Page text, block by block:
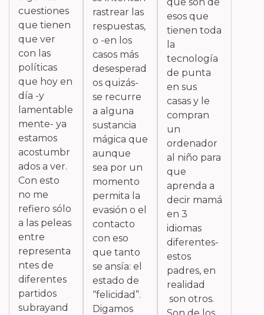
cuestiones
que tienen
que ver
con las
políticas
que hoy en
día -y
lamentable
mente- ya
estamos
acostumbr
ados a ver.
Con esto
no me
refiero sólo
a las peleas
entre
representa
ntes de
diferentes
partidos
subrayand
rastrear las
respuestas,
o -en los
casos más
desesperad
os quizás-
se recurre
a alguna
sustancia
mágica que
aunque
sea por un
momento
permita la
evasión o el
contacto
con eso
que tanto
se ansía: el
estado de
“felicidad”.
Digamos
esos que
tienen toda
la
tecnología
de punta
en sus
casas y le
compran
un
ordenador
al niño para
que
aprenda a
decir mamá
en 3
idiomas
diferentes-
estos
padres, en
realidad
son otros.
Son de los